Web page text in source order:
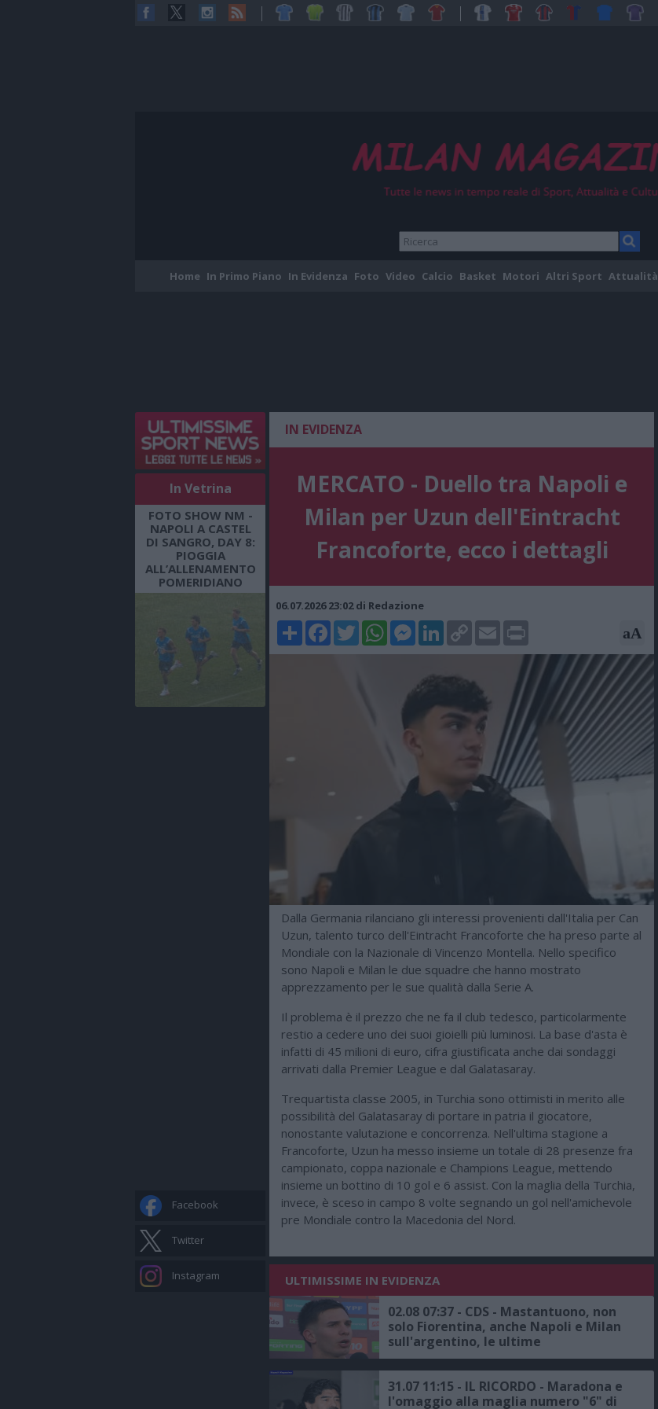
Home In Primo Piano In Evidenza Foto Video Calcio Basket Motori Altri Sport Attualità
In Vetrina
FOTO SHOW NM -
NAPOLI A CASTEL
DI SANGRO, DAY 8:
PIOGGIA
ALL’ALLENAMENTO
POMERIDIANO
Facebook
Twitter
Instagram
IN EVIDENZA
MERCATO - Duello tra Napoli e
Milan per Uzun dell'Eintracht
Francoforte, ecco i dettagli
06.07.2026 23:02 di Redazione
ShareFacebookTwitterWhatsAppMessenger
LinkedIn
Copy
Link
Email Print aA
Dalla Germania rilanciano gli interessi provenienti dall'Italia per Can
Uzun, talento turco dell'Eintracht Francoforte che ha preso parte al
Mondiale con la Nazionale di Vincenzo Montella. Nello specifico
sono Napoli e Milan le due squadre che hanno mostrato
apprezzamento per le sue qualità dalla Serie A.
Il problema è il prezzo che ne fa il club tedesco, particolarmente
restio a cedere uno dei suoi gioielli più luminosi. La base d'asta è
infatti di 45 milioni di euro, cifra giustificata anche dai sondaggi
arrivati dalla Premier League e dal Galatasaray.
Trequartista classe 2005, in Turchia sono ottimisti in merito alle
possibilità del Galatasaray di portare in patria il giocatore,
nonostante valutazione e concorrenza. Nell'ultima stagione a
Francoforte, Uzun ha messo insieme un totale di 28 presenze fra
campionato, coppa nazionale e Champions League, mettendo
insieme un bottino di 10 gol e 6 assist. Con la maglia della Turchia,
invece, è sceso in campo 8 volte segnando un gol nell'amichevole
pre Mondiale contro la Macedonia del Nord.
ULTIMISSIME IN EVIDENZA
02.08 07:37 - CDS - Mastantuono, non
solo Fiorentina, anche Napoli e Milan
sull'argentino, le ultime
31.07 11:15 - IL RICORDO - Maradona e
l'omaggio alla maglia numero "6" di